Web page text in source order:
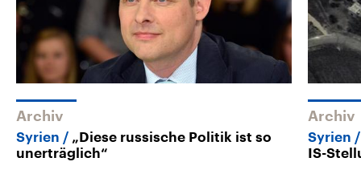
Archiv
Syrien
„Diese russische Politik ist so
unerträglich“
Archiv
Syrien
IS-